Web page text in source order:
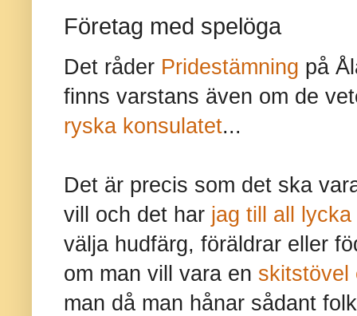
Företag med spelöga
Det råder Pridestämning på
finns varstans även om de
ryska konsulatet...
Det är precis som det ska
vill och det har jag till all
välja hudfärg, föräldrar eller
om man vill vara en skitstövel
man då man hånar sådant